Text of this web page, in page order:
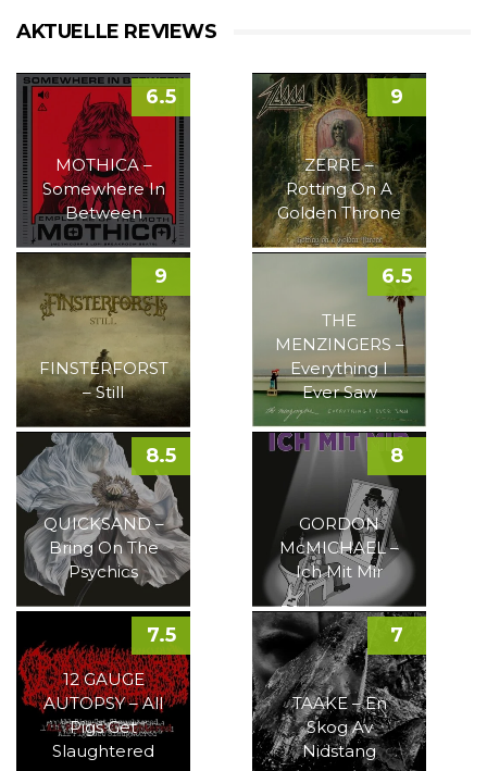
AKTUELLE REVIEWS
MOTHICA –
Somewhere In
Between
6.5
ZERRE –
Rotting On A
Golden Throne
9
FINSTERFORST
– Still
9
THE
MENZINGERS –
Everything I
Ever Saw
6.5
QUICKSAND –
Bring On The
Psychics
8.5
GORDON
McMICHAEL –
Ich Mit Mir
8
12 GAUGE
AUTOPSY – All
Pigs Get
Slaughtered
7.5
TAAKE – En
Skog Av
Nidstang
7